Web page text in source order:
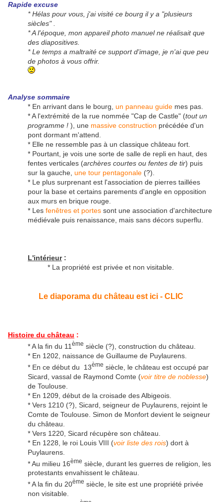
Rapide excuse
* Hélas pour vous, j'ai visité ce bourg il y a "plusieurs
siècles" .
* A l'époque, mon appareil photo manuel ne réalisait que
des diapositives.
* Le temps a maltraité ce support d'image, je n'ai que peu
de photos à vous offrir.
Analyse sommaire
* En arrivant dans le bourg, un panneau guide mes pas.
* A l'extrémité de la rue nommée "Cap de Castle" (tout un
programme ! ), une massive construction précédée d'un
pont dormant m'attend.
* Elle ne ressemble pas à un classique château fort.
* Pourtant, je vois une sorte de salle de repli en haut, des
fentes verticales (archères courtes ou fentes de tir) puis
sur la gauche, une tour pentagonale (?).
* Le plus surprenant est l'association de pierres taillées
pour la base et certains parements d'angle en opposition
aux murs en brique rouge.
* Les fenêtres et portes sont une association d'architecture
médiévale puis renaissance, mais sans décors superflu.
L'intérieur:
* La propriété est privée et non visitable.
Le diaporama du château est ici - CLIC
Histoire du château :
* A la fin du 11 ème siècle (?), construction du château.
* En 1202, naissance de Guillaume de Puylaurens.
* En ce début du 13ème siècle, le château est occupé par
Sicard, vassal de Raymond Comte (voir titre de noblesse)
de Toulouse.
* En 1209, début de la croisade des Albigeois.
* Vers 1210 (?), Sicard, seigneur de Puylaurens, rejoint le
Comte de Toulouse. Simon de Monfort devient le seigneur
du château.
* Vers 1220, Sicard récupère son château.
* En 1228, le roi Louis VIII (voir liste des rois) dort à
Puylaurens.
* Au milieu 16ème siècle, durant les guerres de religion, les
protestants envahissent le château.
* A la fin du 20ème siècle, le site est une propriété privée
non visitable.